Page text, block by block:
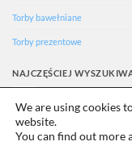
Torby bawełniane
Torby prezentowe
NAJCZĘŚCIEJ
Ecology
Uncategorized
We are using cookies
website.
You can find out more